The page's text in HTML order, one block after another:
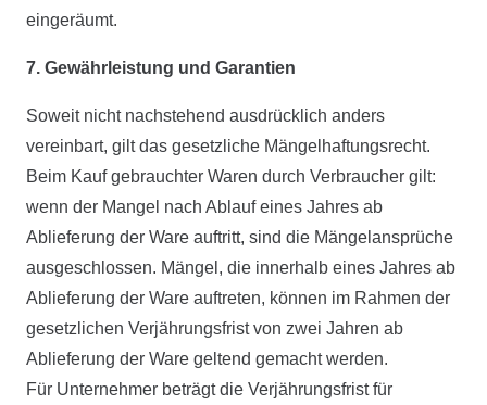
eingeräumt.
7. Gewährleistung und Garantien
Soweit nicht nachstehend ausdrücklich anders
vereinbart, gilt das gesetzliche Mängelhaftungsrecht.
Beim Kauf gebrauchter Waren durch Verbraucher gilt:
wenn der Mangel nach Ablauf eines Jahres ab
Ablieferung der Ware auftritt, sind die Mängelansprüche
ausgeschlossen. Mängel, die innerhalb eines Jahres ab
Ablieferung der Ware auftreten, können im Rahmen der
gesetzlichen Verjährungsfrist von zwei Jahren ab
Ablieferung der Ware geltend gemacht werden.
Für Unternehmer beträgt die Verjährungsfrist für